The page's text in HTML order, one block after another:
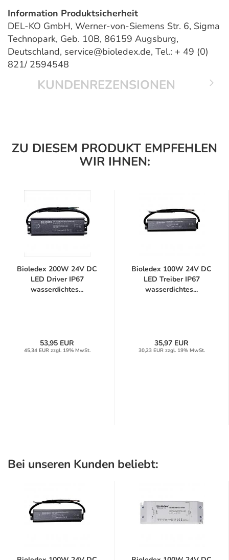
Information Produktsicherheit
DEL-KO GmbH, Werner-von-Siemens Str. 6, Sigma
Technopark, Geb. 10B, 86159 Augsburg,
Deutschland, service@bioledex.de, Tel.: + 49 (0)
821/ 2594548
KUNDENREZENSIONEN
ZU DIESEM PRODUKT EMPFEHLEN
WIR IHNEN:
Bioledex 200W 24V DC
LED Driver IP67
wasserdichtes...
53,95 EUR
45,34 EUR zzgl. 19% MwSt.
Bioledex 100W 24V DC
LED Treiber IP67
wasserdichtes...
35,97 EUR
30,23 EUR zzgl. 19% MwSt.
Bei unseren Kunden beliebt: